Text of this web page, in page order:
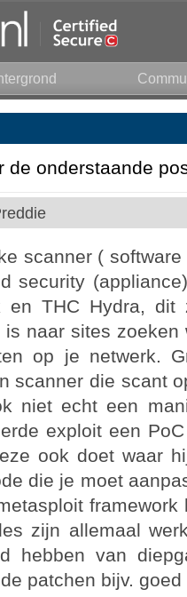
de onderstaande
scanner (
security
THC Hydra, dit
naar sites
op je netwerk.
scanner die scant
niet echt een
exploit een
ook doet waar
die je moet
zijn allemaal
hebben van
patchen bijv.